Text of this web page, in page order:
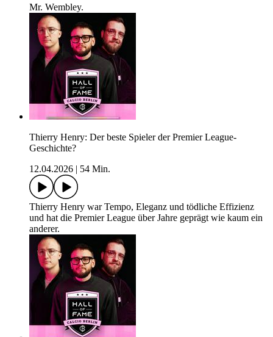
Mr. Wembley.
Thierry Henry: Der beste Spieler der Premier League-
Geschichte?
12.04.2026
54 Min.
Thierry Henry war Tempo, Eleganz und tödliche Effizienz
und hat die Premier League über Jahre geprägt wie kaum ein
anderer.